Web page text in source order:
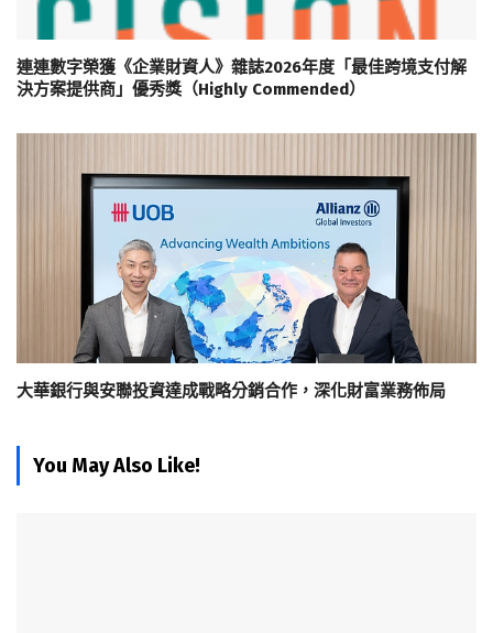
連連數字榮獲《企業財資人》雜誌2026年度「最佳跨境支付解
決方案提供商」優秀獎（Highly Commended）
大華銀行與安聯投資達成戰略分銷合作，深化財富業務佈局
You May Also Like!